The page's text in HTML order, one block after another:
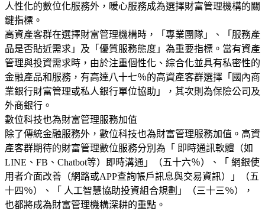
人性化的數位化服務外，暖心服務成為選擇財富管理機構的關
鍵指標。
高資產客群在選擇財富管理機構時，「專業團隊」、「服務產
品是否貼近需求」及「優質服務態度」為重要指標。當有資產
管理與投資需求時，由於注重個性化、綜合化並具有私密性的
金融產品和服務，有高達八十七％的高資產客群選擇「國內商
業銀行財富管理或私人銀行單位協助」，其次則為保險公司及
外商銀行。
數位科技也為財富管理服務加值
除了傳統金融服務外，數位科技也為財富管理服務加值。高資
產客群期待的財富管理數位服務分別為「 即時通訊軟體（如
LINE、FB、Chatbot等）即時溝通」（五十六％）、「 網銀使
用者介面改善（網路或APP查詢帳戶訊息與交易資訊）」（五
十四％）、「 人工智慧協助投資組合規劃」（三十三％），
也都將成為財富管理機構深耕的重點。